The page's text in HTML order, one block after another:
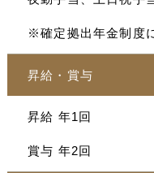
※確定拠出年金制度
昇給・賞与
昇給 年1回
賞与 年2回